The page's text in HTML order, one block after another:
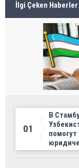
İlgi Çeken Haberler
01
В
помогут